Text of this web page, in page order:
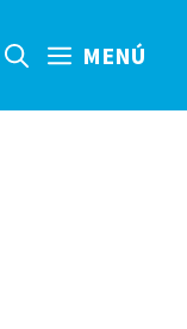
MENÚ